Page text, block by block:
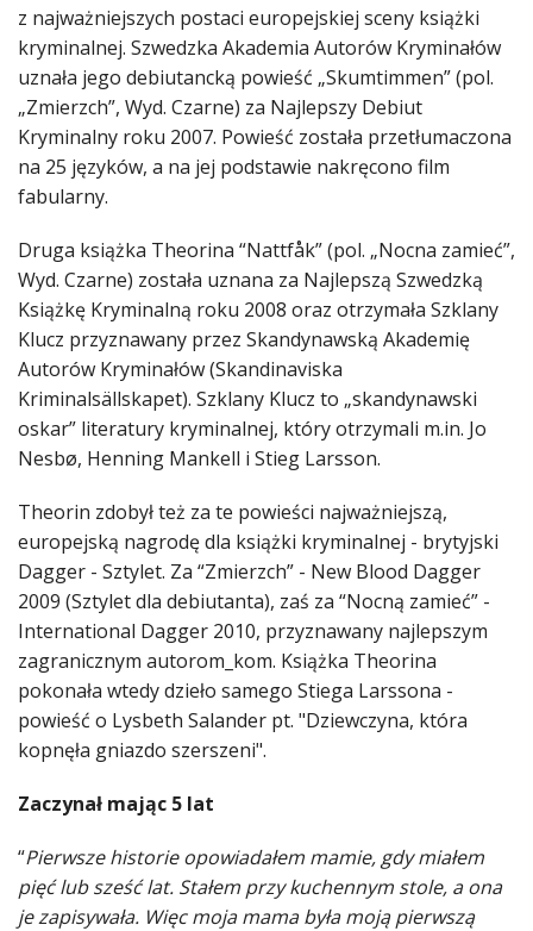
z najważniejszych postaci europejskiej sceny książki
kryminalnej. Szwedzka Akademia Autorów Kryminałów
uznała jego debiutancką powieść „Skumtimmen” (pol.
„Zmierzch”, Wyd. Czarne) za Najlepszy Debiut
Kryminalny roku 2007. Powieść została przetłumaczona
na 25 języków, a na jej podstawie nakręcono film
fabularny.
Druga książka Theorina “Nattfåk” (pol. „Nocna zamieć”,
Wyd. Czarne) została uznana za Najlepszą Szwedzką
Książkę Kryminalną roku 2008 oraz otrzymała Szklany
Klucz przyznawany przez Skandynawską Akademię
Autorów Kryminałów (Skandinaviska
Kriminalsällskapet). Szklany Klucz to „skandynawski
oskar” literatury kryminalnej, który otrzymali m.in. Jo
Nesbø, Henning Mankell i Stieg Larsson.
Theorin zdobył też za te powieści najważniejszą,
europejską nagrodę dla książki kryminalnej - brytyjski
Dagger - Sztylet. Za “Zmierzch” - New Blood Dagger
2009 (Sztylet dla debiutanta), zaś za “Nocną zamieć” -
International Dagger 2010, przyznawany najlepszym
zagranicznym autorom_kom. Książka Theorina
pokonała wtedy dzieło samego Stiega Larssona -
powieść o Lysbeth Salander pt. "Dziewczyna, która
kopnęła gniazdo szerszeni".
Zaczynał mając 5 lat
“Pierwsze historie opowiadałem mamie, gdy miałem
pięć lub sześć lat. Stałem przy kuchennym stole, a ona
je zapisywała. Więc moja mama była moją pierwszą